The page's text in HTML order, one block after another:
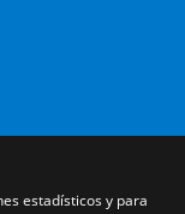
estadísticos y para